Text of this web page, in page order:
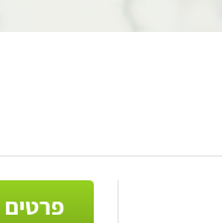
פרטים